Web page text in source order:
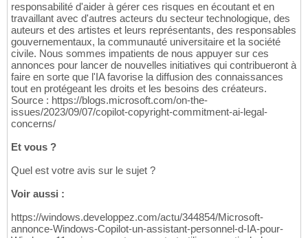
responsabilité d'aider à gérer ces risques en écoutant et en
travaillant avec d'autres acteurs du secteur technologique, des
auteurs et des artistes et leurs représentants, des responsables
gouvernementaux, la communauté universitaire et la société
civile. Nous sommes impatients de nous appuyer sur ces
annonces pour lancer de nouvelles initiatives qui contribueront à
faire en sorte que l'IA favorise la diffusion des connaissances
tout en protégeant les droits et les besoins des créateurs.
Source : https://blogs.microsoft.com/on-the-
issues/2023/09/07/copilot-copyright-commitment-ai-legal-
concerns/
Et vous ?
Quel est votre avis sur le sujet ?
Voir aussi :
https://windows.developpez.com/actu/344854/Microsoft-
annonce-Windows-Copilot-un-assistant-personnel-d-IA-pour-